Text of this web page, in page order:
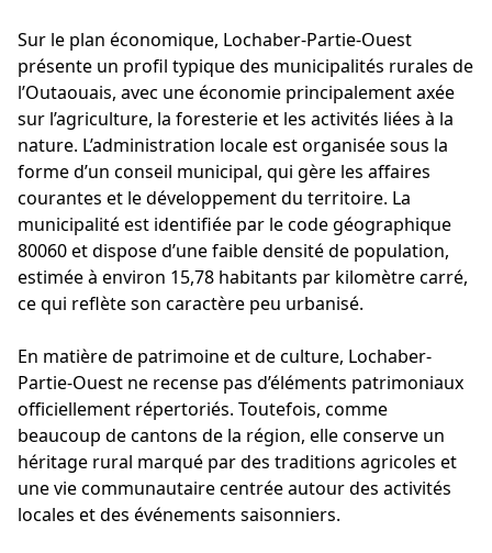
Sur le plan économique, Lochaber-Partie-Ouest
présente un profil typique des municipalités rurales de
l’Outaouais, avec une économie principalement axée
sur l’agriculture, la foresterie et les activités liées à la
nature. L’administration locale est organisée sous la
forme d’un conseil municipal, qui gère les affaires
courantes et le développement du territoire. La
municipalité est identifiée par le code géographique
80060 et dispose d’une faible densité de population,
estimée à environ 15,78 habitants par kilomètre carré,
ce qui reflète son caractère peu urbanisé.
En matière de patrimoine et de culture, Lochaber-
Partie-Ouest ne recense pas d’éléments patrimoniaux
officiellement répertoriés. Toutefois, comme
beaucoup de cantons de la région, elle conserve un
héritage rural marqué par des traditions agricoles et
une vie communautaire centrée autour des activités
locales et des événements saisonniers.